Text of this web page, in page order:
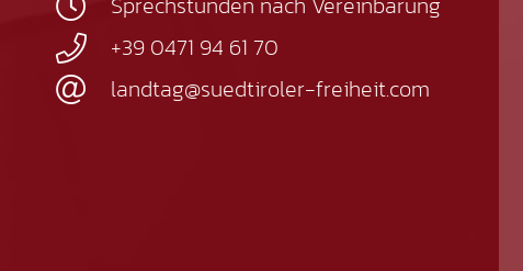
+39 0471 94 61 70
landtag@suedtiroler-freiheit.com